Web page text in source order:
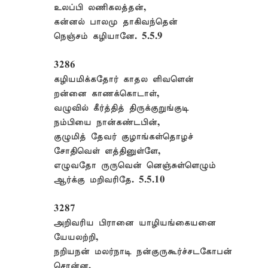
உலப்பி லணிகலத்தன்,
கன்னல் பாலமு தாகிவந்தென்
நெஞ்சம் கழியானே. 5.5.9
3286
கழியமிக்கதோர் காதல ளிவளென்
றன்னை காணக்கொடாள்,
வழுவில் கீர்த்தித் திருக்குறுங்குடி
நம்பியை நான்கண்டபின்,
குழுமித் தேவர் குழாங்கள்தொழச்
சோதிவெள் ளத்தினுள்ளே,
எழுவதோ ருருவென் னெஞ்சுள்ளெழும்
ஆர்க்கு மறிவரிதே. 5.5.10
3287
அறிவரிய பிரானை யாழியங்கையனை
யேயலற்றி,
நறியநன் மலர்நாடி நன்குருகூர்ச்சடகோபன்